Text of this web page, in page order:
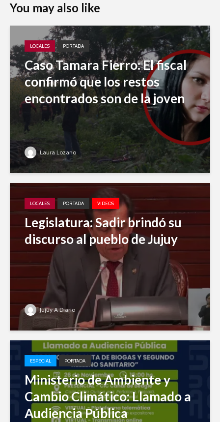
You may also like
LOCALES PORTADA
Caso Tamara Fierro: El fiscal
confirmó que los restos
encontrados son de la joven
Laura Lozano
LOCALES PORTADA VIDEOS
Legislatura: Sadir brindó su
discurso al pueblo de Jujuy
Jujuy A Diario
ESPECIAL PORTADA
Ministerio de Ambiente y
Cambio Climático: Llamado a
Audiencia Pública